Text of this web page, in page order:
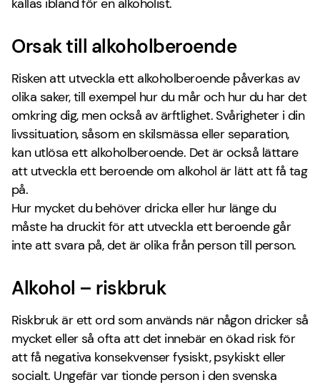
kallas ibland för en alkoholist.
Orsak till alkoholberoende
Risken att utveckla ett alkoholberoende påverkas av
olika saker, till exempel hur du mår och hur du har det
omkring dig, men också av ärftlighet. Svårigheter i din
livssituation, såsom en skilsmässa eller separation,
kan utlösa ett alkoholberoende. Det är också lättare
att utveckla ett beroende om alkohol är lätt att få tag
på.
Hur mycket du behöver dricka eller hur länge du
måste ha druckit för att utveckla ett beroende går
inte att svara på, det är olika från person till person.
Alkohol – riskbruk
Riskbruk är ett ord som används när någon dricker så
mycket eller så ofta att det innebär en ökad risk för
att få negativa konsekvenser fysiskt, psykiskt eller
socialt. Ungefär var tionde person i den svenska